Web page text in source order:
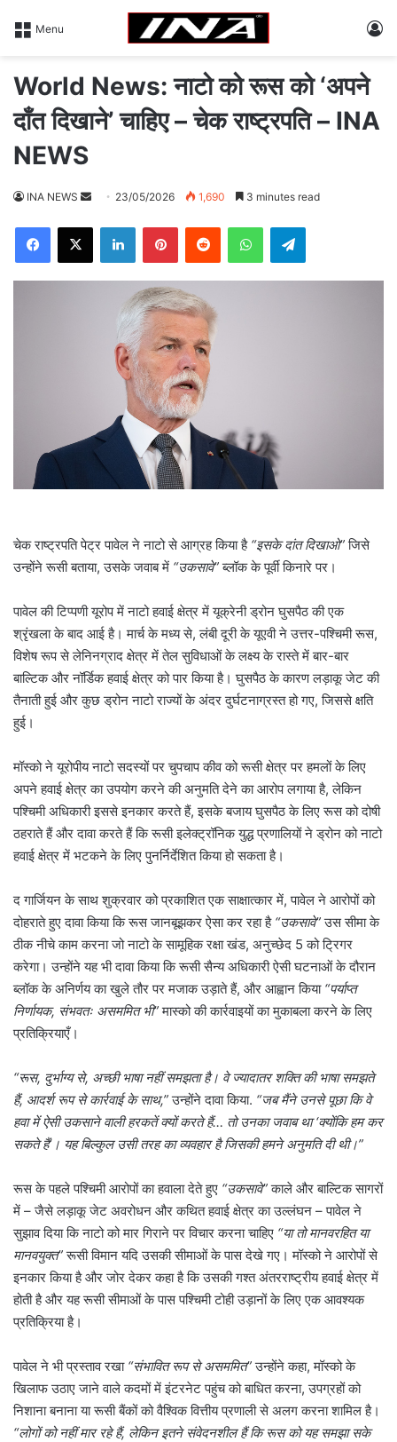
Menu
World News: नाटो को रूस को ‘अपने
दाँत दिखाने’ चाहिए – चेक राष्ट्रपति – INA
NEWS
INA NEWS
d
a
23/05/2026 1,690 3 minutes read
चेक राष्ट्रपति पेट्र पावेल ने नाटो से आग्रह किया है “इसके दांत दिखाओ”जिसे
उन्होंने रूसी बताया, उसके जवाब में “उकसावे”ब्लॉक के पूर्वी किनारे पर।
पावेल की टिप्पणी यूरोप में नाटो हवाई क्षेत्र में यूक्रेनी ड्रोन घुसपैठ की एक
श्रृंखला के बाद आई है। मार्च के मध्य से, लंबी दूरी के यूएवी ने उत्तर-पश्चिमी रूस,
विशेष रूप से लेनिनग्राद क्षेत्र में तेल सुविधाओं के लक्ष्य के रास्ते में बार-बार
बाल्टिक और नॉर्डिक हवाई क्षेत्र को पार किया है। घुसपैठ के कारण लड़ाकू जेट की
तैनाती हुई और कुछ ड्रोन नाटो राज्यों के अंदर दुर्घटनाग्रस्त हो गए, जिससे क्षति
हुई।
मॉस्को ने यूरोपीय नाटो सदस्यों पर चुपचाप कीव को रूसी क्षेत्र पर हमलों के लिए
अपने हवाई क्षेत्र का उपयोग करने की अनुमति देने का आरोप लगाया है, लेकिन
पश्चिमी अधिकारी इससे इनकार करते हैं, इसके बजाय घुसपैठ के लिए रूस को दोषी
ठहराते हैं और दावा करते हैं कि रूसी इलेक्ट्रॉनिक युद्ध प्रणालियों ने ड्रोन को नाटो
हवाई क्षेत्र में भटकने के लिए पुनर्निर्देशित किया हो सकता है।
द गार्जियन के साथ शुक्रवार को प्रकाशित एक साक्षात्कार में, पावेल ने आरोपों को
दोहराते हुए दावा किया कि रूस जानबूझकर ऐसा कर रहा है “उकसावे”उस सीमा के
ठीक नीचे काम करना जो नाटो के सामूहिक रक्षा खंड, अनुच्छेद 5 को ट्रिगर
करेगा। उन्होंने यह भी दावा किया कि रूसी सैन्य अधिकारी ऐसी घटनाओं के दौरान
ब्लॉक के अनिर्णय का खुले तौर पर मजाक उड़ाते हैं, और आह्वान किया “पर्याप्त
निर्णायक, संभवतः असममित भी”मास्को की कार्रवाइयों का मुकाबला करने के लिए
प्रतिक्रियाएँ।
“रूस, दुर्भाग्य से, अच्छी भाषा नहीं समझता है। वे ज्यादातर शक्ति की भाषा समझते
हैं, आदर्श रूप से कार्रवाई के साथ,”उन्होंने दावा किया. “जब मैंने उनसे पूछा कि वे
हवा में ऐसी उकसाने वाली हरकतें क्यों करते हैं… तो उनका जवाब था ‘क्योंकि हम कर
सकते हैं’। यह बिल्कुल उसी तरह का व्यवहार है जिसकी हमने अनुमति दी थी।”
रूस के पहले पश्चिमी आरोपों का हवाला देते हुए “उकसावे”काले और बाल्टिक सागरों
में – जैसे लड़ाकू जेट अवरोधन और कथित हवाई क्षेत्र का उल्लंघन – पावेल ने
सुझाव दिया कि नाटो को मार गिराने पर विचार करना चाहिए “या तो मानवरहित या
मानवयुक्त”रूसी विमान यदि उसकी सीमाओं के पास देखे गए। मॉस्को ने आरोपों से
इनकार किया है और जोर देकर कहा है कि उसकी गश्त अंतरराष्ट्रीय हवाई क्षेत्र में
होती है और यह रूसी सीमाओं के पास पश्चिमी टोही उड़ानों के लिए एक आवश्यक
प्रतिक्रिया है।
पावेल ने भी प्रस्ताव रखा “संभावित रूप से असममित”उन्होंने कहा, मॉस्को के
खिलाफ उठाए जाने वाले कदमों में इंटरनेट पहुंच को बाधित करना, उपग्रहों को
निशाना बनाना या रूसी बैंकों को वैश्विक वित्तीय प्रणाली से अलग करना शामिल है।
“लोगों को नहीं मार रहे हैं, लेकिन इतने संवेदनशील हैं कि रूस को यह समझा सके